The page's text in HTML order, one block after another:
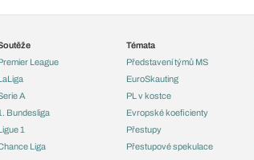
League
A
Bundesliga
1
Liga
Témata
Představení týmů MS
EuroSkauting
PL v kostce
Evropské koeficienty
Přestupy
Přestupové spekulace